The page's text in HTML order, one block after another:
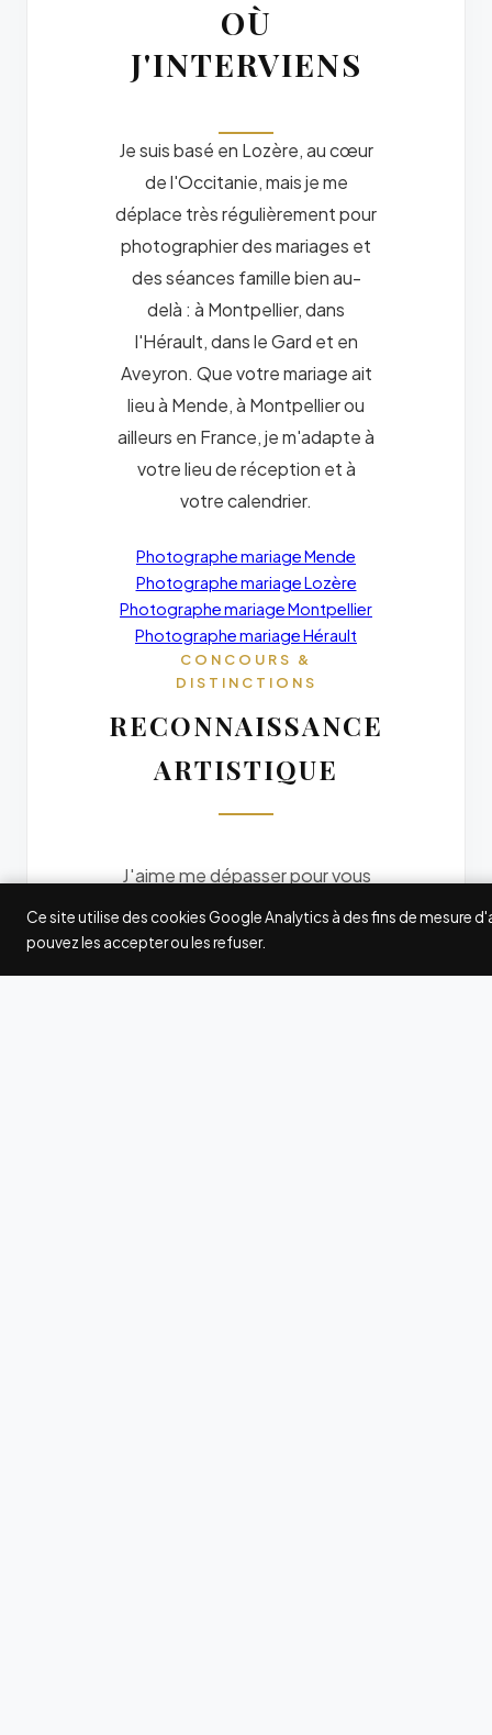
OÙ
J'INTERVIENS
Je suis basé en Lozère, au cœur
de l'Occitanie, mais je me
déplace très régulièrement pour
photographier des mariages et
des séances famille bien au-
delà : à Montpellier, dans
l'Hérault, dans le Gard et en
Aveyron. Que votre mariage ait
lieu à Mende, à Montpellier ou
ailleurs en France, je m'adapte à
votre lieu de réception et à
votre calendrier.
Photographe mariage Mende
Photographe mariage Lozère
Photographe mariage Montpellier
Photographe mariage Hérault
CONCOURS &
DISTINCTIONS
RECONNAISSANCE
ARTISTIQUE
J'aime me dépasser pour vous
offrir des photos originales. Je
participe à quelques grands
concours internationaux de
Ce site utilise des cookies Google Analytics à des fins de mesure
pouvez les accepter ou les refuser.